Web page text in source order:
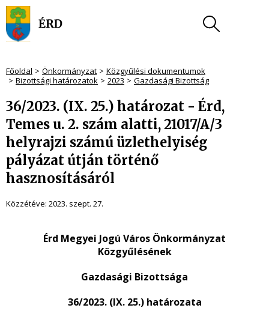
Főoldal Önkormányzat
Közgyűlési dokumentumok
Bizottsági határozatok
2023 Gazdasági Bizottság
36/2023. (IX. 25.) határozat - Érd,
Temes u. 2. szám alatti, 21017/A/3
helyrajzi számú üzlethelyiség
pályázat útján történő
hasznosításáról
Közzétéve: 2023. szept. 27.
Érd Megyei Jogú Város Önkormányzat
Közgyűlésének
Gazdasági Bizottsága
36/2023. (IX. 25.) határozata